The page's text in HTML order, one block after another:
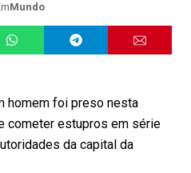
Mundo
homem foi preso nesta
cometer estupros em série
da capital da